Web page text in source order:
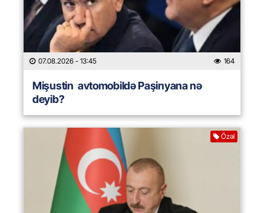
07.08.2026 - 13:45 164
Mişustin avtomobildə Paşinyana nə
deyib?
Özəl